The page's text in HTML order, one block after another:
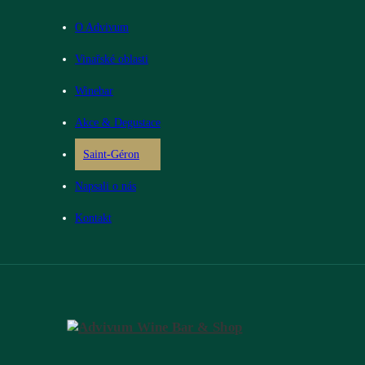
O Advivum
Vinařské oblasti
Winebar
Akce & Degustace
Saint-Géron
Napsali o nás
Kontakt